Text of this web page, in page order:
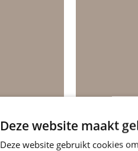
Deze website maakt
Deze website gebruikt cookies